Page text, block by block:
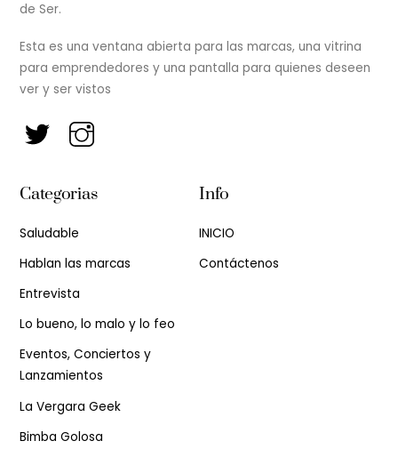
de Ser.
Esta es una ventana abierta para las marcas, una vitrina
para emprendedores y una pantalla para quienes deseen
ver y ser vistos
Categorias
Saludable
Hablan las marcas
Entrevista
Lo bueno, lo malo y lo feo
Eventos, Conciertos y
Lanzamientos
La Vergara Geek
Bimba Golosa
Info
INICIO
Contáctenos